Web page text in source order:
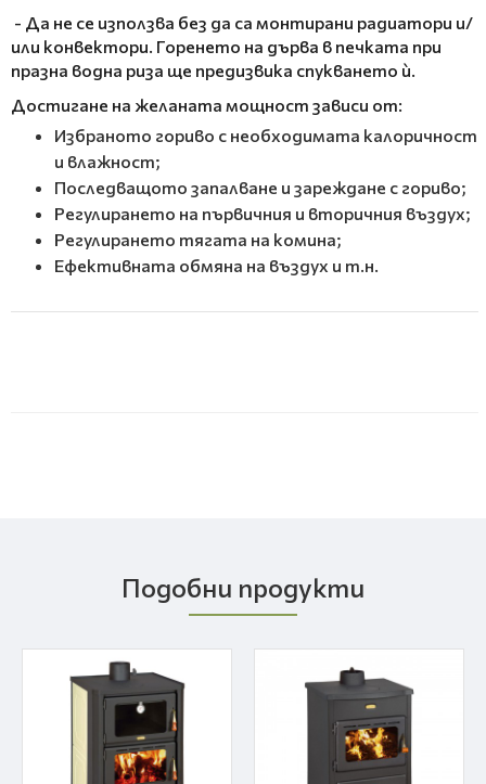
- Да не се използва без да са монтирани радиатори и/
или конвектори. Горенето на дърва в печката при
празна водна риза ще предизвика спукването ѝ.
Достигане на желаната мощност зависи от:
Избраното гориво с необходимата калоричност
и влажност;
Последващото запалване и зареждане с гориво;
Регулирането на първичния и вторичния въздух;
Регулирането тягата на комина;
Ефективната обмяна на въздух и т.н.
Подобни продукти